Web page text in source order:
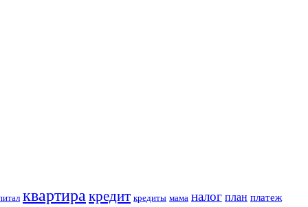
квартиракредит кредиты мама налогплан платеж